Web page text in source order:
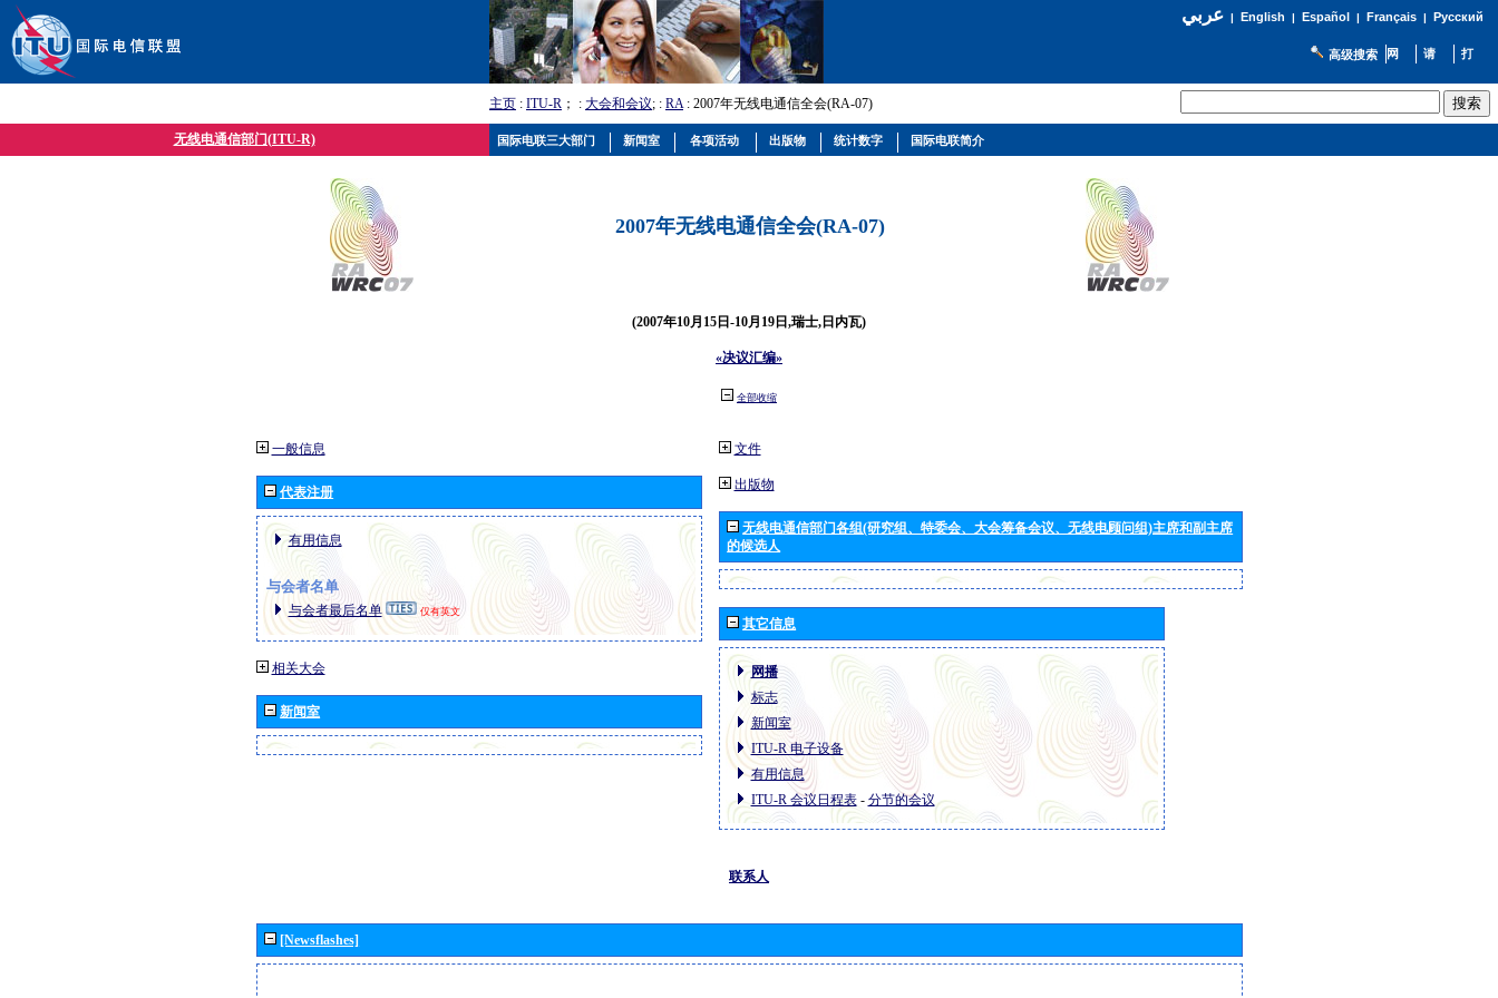
عربي| English | Español | Français| Русский
高级搜索
主页 : ITU-R ； : 大会和会议; : RA: 2007年无线电通信全会(RA-07)
无线电通信部门(ITU-R)
2007年无线电通信全会(RA-07)
(2007年10月15日-10月19日,瑞士,日内瓦)
«决议汇编»
全部收缩
一般信息
代表注册
有用信息
与会者名单
与会者最后名单 仅有英文
相关大会
新闻室
文件
出版物
无线电通信部门各组(研究组、特委会、大会筹备会议、无线电顾问组)主席和副主席
的候选人
其它信息
网播
标志
新闻室
ITU-R 电子设备
有用信息
ITU-R 会议日程表- 分节的会议
联系人
[Newsflashes]
国际电联三大部门 新闻室 各项活动 出版物 统计数字 国际电联简介